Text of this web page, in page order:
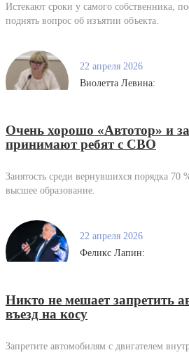
Истекают сроки у самого собственника,
поднять вопрос об изъятии объекта.
22 апреля 2026
Виолетта Левина:
Очень хорошо «Автотор» и
принимают ребят с СВО
Занятость среди вернувшихся порядка
высшее образование.
22 апреля 2026
Феликс Лапин:
Никто не мешает запретить
въезд на косу
Запретите автомобилям с двигателем